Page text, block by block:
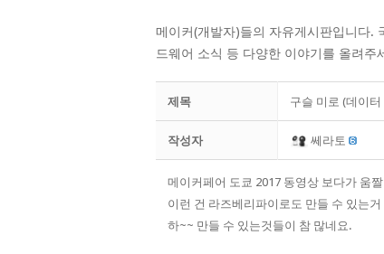
메이커(개발자)들의 자유게시판입니다.
드웨어 소식 등 다양한 이야기를 올려
제목 구슬 미로 (데이
작성자 쎄라토
메이커페어 도쿄 2017 동영상 보다가 움
이런 건 라즈베리파이로도 만들 수 있는거
하~~ 만들 수 있는것들이 참 많네요.